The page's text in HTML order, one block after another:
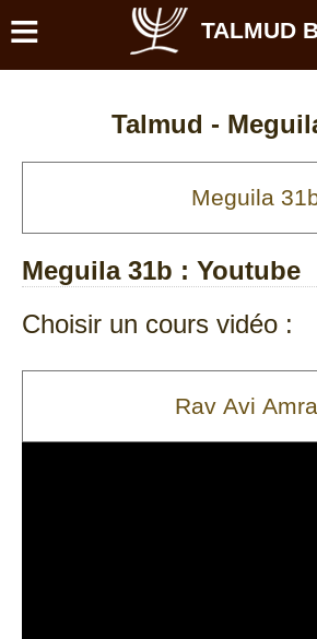
≡ TALMUD
Talmud -
Meguila 31b : Youtube
Choisir un cours vidéo :